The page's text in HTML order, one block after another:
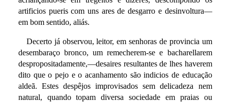
artificios pueris com uns ares de desgarro e desinvoltura—
em bom sentido, aliás.
Decerto já observou, leitor, em senhoras de provincia um
desembaraço bronco, um remecherem-se e bacharellarem
despropositadamente,—desaires resultantes de lhes haverem
dito que o pejo e o acanhamento são indicios de educação
aldeã. Estes despêjos improvisados sem delicadeza nem
natural, quando topam diversa sociedade em praias ou